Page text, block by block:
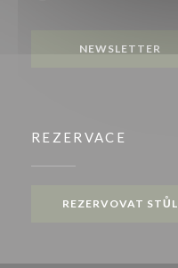
NEWSLETTER
REZERVACE
REZERVOVAT STŮL